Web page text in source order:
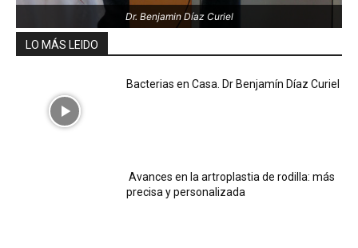
Dr. Benjamin Díaz Curiel
LO MÁS LEIDO
Bacterias en Casa. Dr Benjamín Díaz Curiel
Avances en la artroplastia de rodilla: más
precisa y personalizada